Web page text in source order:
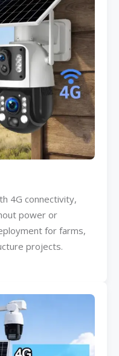
4G connectivity,
power or
for farms,
projects.